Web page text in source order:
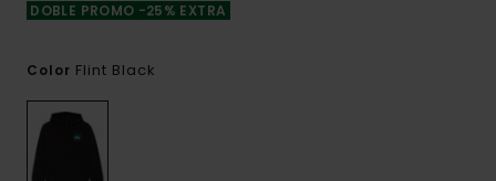
DOBLE PROMO -25% EXTRA
Color Flint Black